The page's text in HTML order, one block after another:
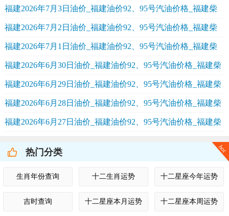
油价格
福建2026年7月3日油价_福建油价92、95号汽油价格_福建柴
油价格
福建2026年7月2日油价_福建油价92、95号汽油价格_福建柴
油价格
福建2026年7月1日油价_福建油价92、95号汽油价格_福建柴
油价格
福建2026年6月30日油价_福建油价92、95号汽油价格_福建柴
油价格
福建2026年6月29日油价_福建油价92、95号汽油价格_福建柴
油价格
福建2026年6月28日油价_福建油价92、95号汽油价格_福建柴
油价格
福建2026年6月27日油价_福建油价92、95号汽油价格_福建柴
热门分类 hot
生肖年份查询 十二生肖运势 十二星座今年运势
吉时查询 十二星座本月运势 十二星座本周运势